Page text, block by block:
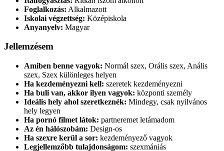
Foglalkozás: Alkalmazott
Iskolai végzettség: Középiskola
Anyanyelv: Magyar
Jellemzésem
Amiben benne vagyok: Normál szex, Orális szex, Anális
szex, Szex különleges helyen
Ha kezdeményezni kell: szeretek kezdeményezni
Ha buli van, akkor ilyen vagyok: központi személy
Ideális hely ahol szeretkeznék: Mindegy, csak nyilvános
hely legyen
Ha pornó filmet látok: partneremet letámadom
Az én hálószobám: Design-os
Ha szexre kerül a sor: kezdeményező vagyok
Legjellemzőbb tulajdonságom: szexmániás